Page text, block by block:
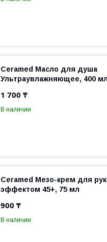
Ceramed Масло для душа
Ультраувлажняющее, 400 мл
1 700 ₸
В наличии
Ceramed Мезо-крем для
эффектом 45+, 75 мл
900 ₸
В наличии